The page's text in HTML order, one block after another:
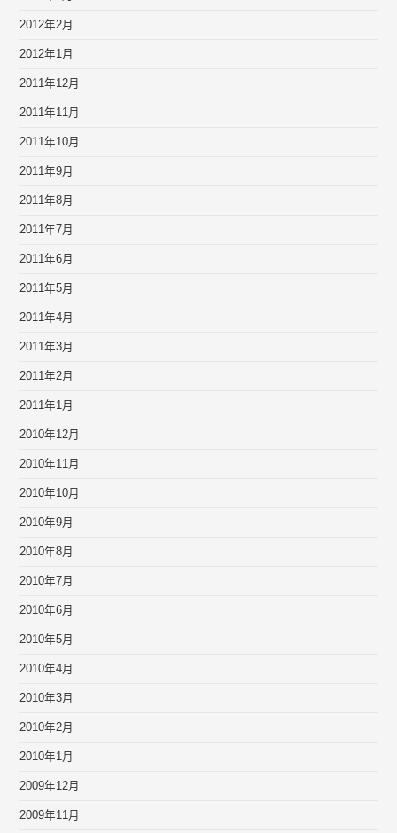
2012年2月
2012年1月
2011年12月
2011年11月
2011年10月
2011年9月
2011年8月
2011年7月
2011年6月
2011年5月
2011年4月
2011年3月
2011年2月
2011年1月
2010年12月
2010年11月
2010年10月
2010年9月
2010年8月
2010年7月
2010年6月
2010年5月
2010年4月
2010年3月
2010年2月
2010年1月
2009年12月
2009年11月